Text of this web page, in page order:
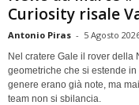
Curiosity risale
Antonio Piras - 5 Agosto
Nel cratere Gale il rover della
geometriche che si estende
genere erano già note, ma
team non si sbilancia.